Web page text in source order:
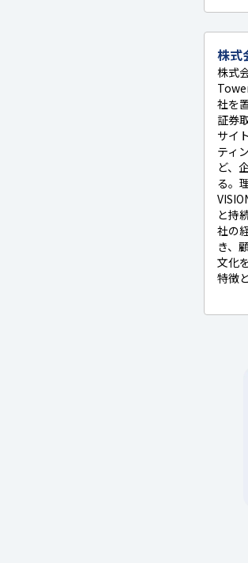
株式
株式
社を
証券
サイ
ティ
ど、
る。
と持
社の
き、
文化
特徴